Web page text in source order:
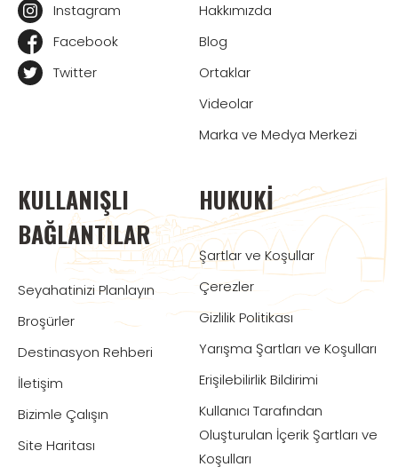
Instagram
Facebook
Twitter
Hakkımızda
Blog
Ortaklar
Videolar
Marka ve Medya Merkezi
KULLANIŞLI
BAĞLANTILAR
Seyahatinizi Planlayın
Broşürler
Destinasyon Rehberi
İletişim
Bizimle Çalışın
Site Haritası
HUKUKI
Şartlar ve Koşullar
Çerezler
Gizlilik Politikası
Yarışma Şartları ve Koşulları
Erişilebilirlik Bildirimi
Kullanıcı Tarafından
Oluşturulan İçerik Şartları ve
Koşulları